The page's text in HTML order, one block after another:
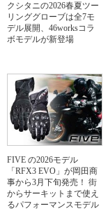
クシタニの2026春夏ツー
リンググローブは全7モ
デル展開、46worksコラ
ボモデルが新登場
FIVE の2026モデル
「RFX3 EVO」が岡田商
事から3月下旬発売！ 街
からサーキットまで使え
るパフォーマンスモデル